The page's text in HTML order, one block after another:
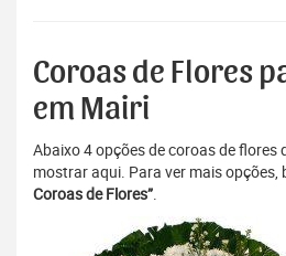
Coroas de Flores
em Mairi
Abaixo 4 opções de coroas de flores
mostrar aqui. Para ver mais opções,
Coroas de Flores”.